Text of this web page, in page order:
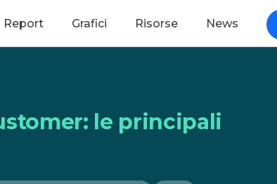
Report Grafici Risorse News
le principali